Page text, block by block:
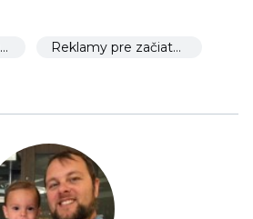
Marketing a propagácia Reklamy pre začiatočníkov